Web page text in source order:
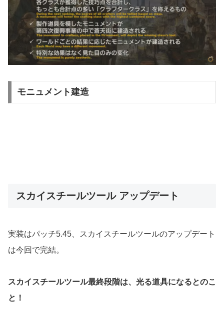
モニュメント建造
スカイスチールツール アップデート
実装はパッチ5.45、スカイスチールツールのアップデート
は今回で完結。
スカイスチールツール最終段階は、光る道具になるとのこ
と！